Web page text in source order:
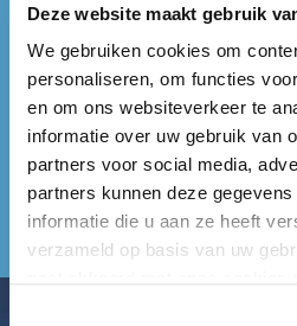
Deze website maakt gebruik
We gebruiken cookies om
personaliseren, om functies
en om ons websiteverkeer te
informatie over uw gebruik van
partners voor social media,
partners kunnen deze
informatie die u aan ze heeft
verzameld op basis van uw